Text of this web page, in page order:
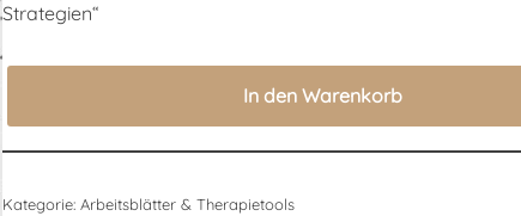
Strategien“
In den Warenkorb
Kategorie: Arbeitsblätter & Therapietools